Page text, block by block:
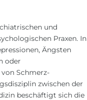
und
Praxen. In
Ängsten
oder
Schmerz-
zwischen der
beschäftigt sich die